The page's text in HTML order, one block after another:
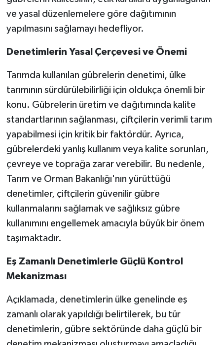
ve yasal düzenlemelere göre dağıtımının
yapılmasını sağlamayı hedefliyor.
Denetimlerin Yasal Çerçevesi ve Önemi
Tarımda kullanılan gübrelerin denetimi, ülke
tarımının sürdürülebilirliği için oldukça önemli bir
konu. Gübrelerin üretim ve dağıtımında kalite
standartlarının sağlanması, çiftçilerin verimli tarım
yapabilmesi için kritik bir faktördür. Ayrıca,
gübrelerdeki yanlış kullanım veya kalite sorunları,
çevreye ve toprağa zarar verebilir. Bu nedenle,
Tarım ve Orman Bakanlığı'nın yürüttüğü
denetimler, çiftçilerin güvenilir gübre
kullanmalarını sağlamak ve sağlıksız gübre
kullanımını engellemek amacıyla büyük bir önem
taşımaktadır.
Eş Zamanlı Denetimlerle Güçlü Kontrol
Mekanizması
Açıklamada, denetimlerin ülke genelinde eş
zamanlı olarak yapıldığı belirtilerek, bu tür
denetimlerin, gübre sektöründe daha güçlü bir